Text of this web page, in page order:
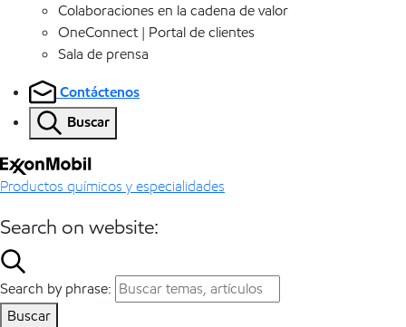
Colaboraciones en la cadena de valor
OneConnect | Portal de clientes
Sala de prensa
Contáctenos
Buscar
Productos químicos y especialidades
Search on website:
Search by phrase:
Buscar